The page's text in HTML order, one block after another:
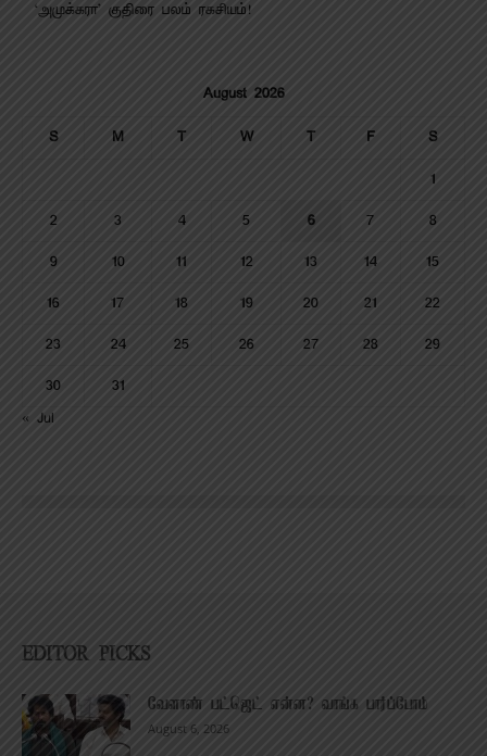
‘அமுக்கரா’ குதிரை பலம் ரகசியம்!
August 2026
S M T W T F S
1
2 3 4 5 6 7 8
9 10 11 12 13 14 15
16 17 18 19 20 21 22
23 24 25 26 27 28 29
30
31
« Jul
EDITOR PICKS
வேளாண் பட்ஜெட் என்ன? வாங்க பார்ப்போம்
August 6, 2026